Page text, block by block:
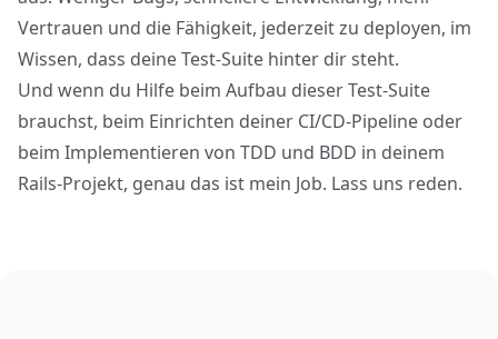
Vertrauen und die Fähigkeit, jederzeit zu deployen, im
Wissen, dass deine Test-Suite hinter dir steht.
Und wenn du Hilfe beim Aufbau dieser Test-Suite
brauchst, beim Einrichten deiner CI/CD-Pipeline oder
beim Implementieren von TDD und BDD in deinem
Rails-Projekt, genau das ist mein Job. Lass uns reden.